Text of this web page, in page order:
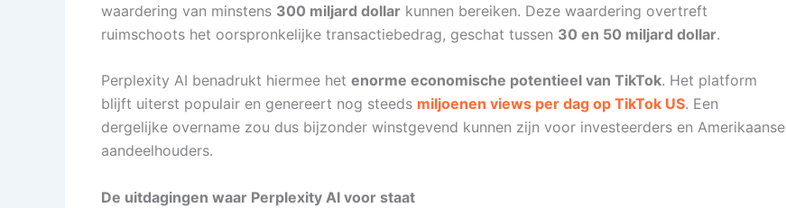
waardering van minstens 300 miljard dollar kunnen bereiken. Deze waardering overtreft
ruimschoots het oorspronkelijke transactiebedrag, geschat tussen 30 en 50 miljard dollar.
Perplexity AI benadrukt hiermee het enorme economische potentieel van TikTok. Het platform
blijft uiterst populair en genereert nog steeds miljoenen views per dag op TikTok US. Een
dergelijke overname zou dus bijzonder winstgevend kunnen zijn voor investeerders en Amerikaanse
aandeelhouders.
De uitdagingen waar Perplexity AI voor staat